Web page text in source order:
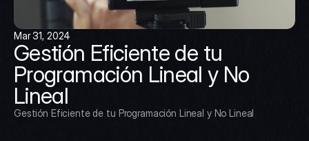
Mar 31, 2024
Gestión Eficiente de tu
Programación Lineal y No
Lineal
Gestión Eficiente de tu Programación Lineal y No Lineal